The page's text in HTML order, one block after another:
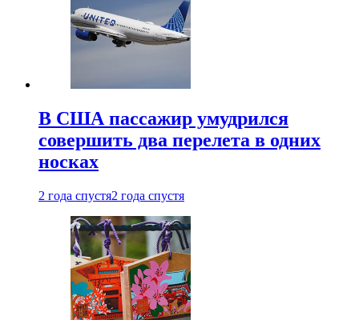
В США пассажир умудрился
совершить два перелета в одних
носках
2 года спустя2 года спустя